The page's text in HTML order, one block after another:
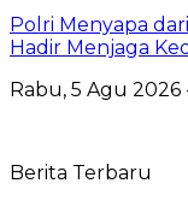
Polri Menyapa
Hadir Menjaga
Rabu, 5 Agu 2026
Berita Terbaru